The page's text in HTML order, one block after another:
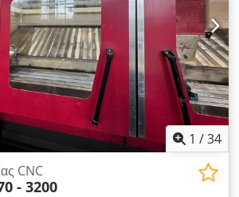
Πλάτος: 6500 mm Βάθος: 4400 mm
12000 kg Ώρες λειτουργίας
ώρες Αξεσουάρ: - Τεκμηρίωση
1 /34
CNC
- 3200